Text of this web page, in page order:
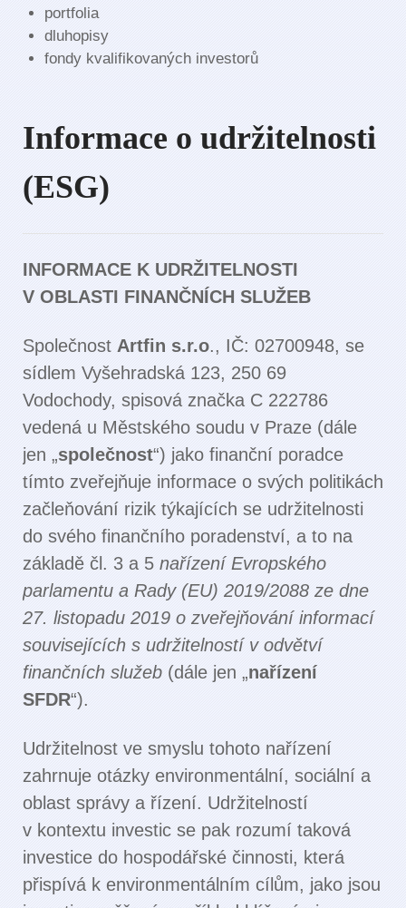
portfolia
dluhopisy
fondy kvalifikovaných investorů
Informace o udržitelnosti
(ESG)
INFORMACE K UDRŽITELNOSTI
V OBLASTI FINANČNÍCH SLUŽEB
Společnost Artfin s.r.o., IČ: 02700948, se
sídlem Vyšehradská 123, 250 69
Vodochody, spisová značka C 222786
vedená u Městského soudu v Praze (dále
jen „společnost“) jako finanční poradce
tímto zveřejňuje informace o svých politikách
začleňování rizik týkajících se udržitelnosti
do svého finančního poradenství, a to na
základě čl. 3 a 5 nařízení Evropského
parlamentu a Rady (EU) 2019/2088 ze dne
27. listopadu 2019 o zveřejňování informací
souvisejících s udržitelností v odvětví
finančních služeb (dále jen „nařízení
SFDR“).
Udržitelnost ve smyslu tohoto nařízení
zahrnuje otázky environmentální, sociální a
oblast správy a řízení. Udržitelností
v kontextu investic se pak rozumí taková
investice do hospodářské činnosti, která
přispívá k environmentálním cílům, jako jsou